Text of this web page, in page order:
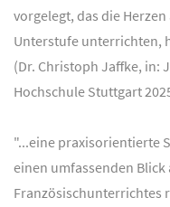
vorgelegt, das die
Unterstufe unterrichten,
(Dr. Christoph Jaffke, in:
Hochschule Stuttgart
"...eine praxisorientierte
einen umfassenden